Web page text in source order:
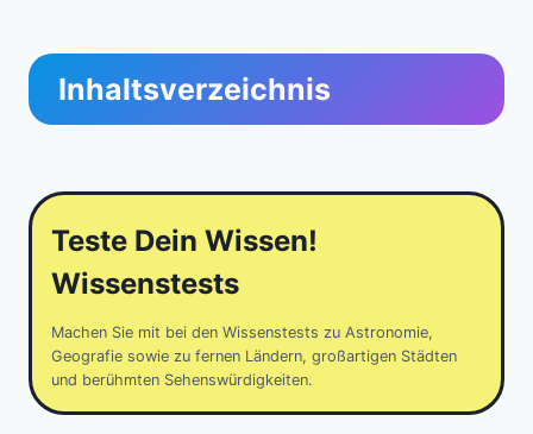
Inhaltsverzeichnis
Teste Dein Wissen!
Wissenstests
Machen Sie mit bei den Wissenstests zu Astronomie,
Geografie sowie zu fernen Ländern, großartigen Städten
und berühmten Sehenswürdigkeiten.